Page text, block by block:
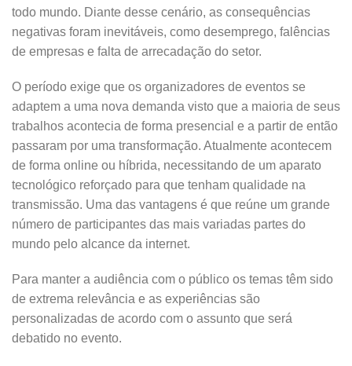
todo mundo. Diante desse cenário, as consequências
negativas foram inevitáveis, como desemprego, falências
de empresas e falta de arrecadação do setor.
O período exige que os organizadores de eventos se
adaptem a uma nova demanda visto que a maioria de seus
trabalhos acontecia de forma presencial e a partir de então
passaram por uma transformação. Atualmente acontecem
de forma online ou híbrida, necessitando de um aparato
tecnológico reforçado para que tenham qualidade na
transmissão. Uma das vantagens é que reúne um grande
número de participantes das mais variadas partes do
mundo pelo alcance da internet.
Para manter a audiência com o público os temas têm sido
de extrema relevância e as experiências são
personalizadas de acordo com o assunto que será
debatido no evento.